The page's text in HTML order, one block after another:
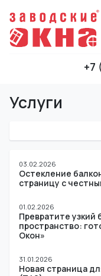
+7
Услуги
03.02.2026
Остекление
страницу с
01.02.2026
Превратите узкий
пространство:
Окон»
31.01.2026
Новая страница